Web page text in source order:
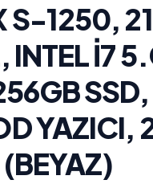
S-1250,
INTEL I7
YAZICI,